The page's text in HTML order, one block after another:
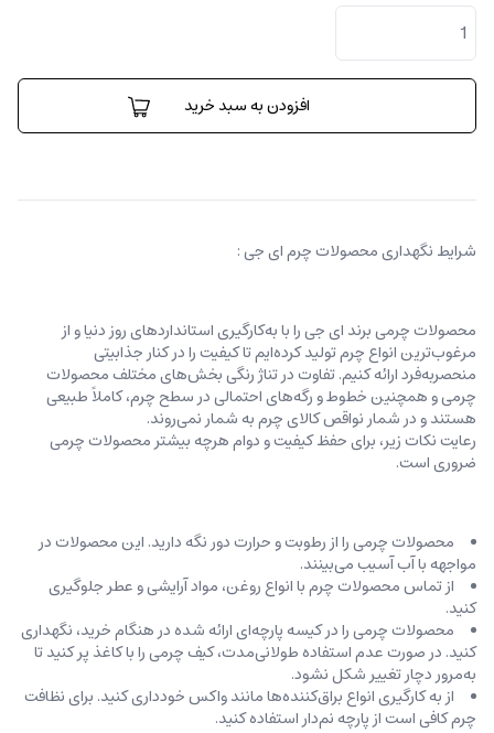
کیف
دستی
رولو
عدد
افزودن به سبد خرید
شرایط نگهداری محصولات چرم ای جی :
محصولات چرمی برند ای جی را با به‌کارگیری استانداردهای روز دنیا و از
مرغوب‌ترین انواع چرم تولید کرده‌ایم تا کیفیت را در کنار جذابیتی
منحصربه‌فرد ارائه کنیم. تفاوت در تناژ رنگی بخش‌های مختلف محصولات
چرمی و همچنین خطوط و رگه‌‌های احتمالی در سطح چرم، کاملاً طبیعی
هستند و در شمار نواقص کالای چرم به شمار نمی‌روند.
رعایت نکات زیر، برای حفظ کیفیت و دوام هرچه بیشتر محصولات چرمی
ضروری است.
محصولات چرمی را از رطوبت و حرارت دور نگه دارید. این محصولات در
مواجهه با آب آسیب می‌بینند.
از تماس محصولات چرم با انواع روغن‌، مواد آرایشی و عطر جلوگیری
کنید.
محصولات چرمی را در کیسه‌ پارچه‌ای ارائه شده در هنگام خرید، ‌نگهداری
کنید. در صورت عدم استفاده طولانی‌مدت، کیف‌ چرمی را با کاغذ پر کنید تا
به‌مرور دچار تغییر شکل نشود.
از به کارگیری انواع براق‌کننده‌ها مانند واکس خودداری کنید. برای نظافت
چرم کافی است از پارچه‌ نم‌دار استفاده کنید.